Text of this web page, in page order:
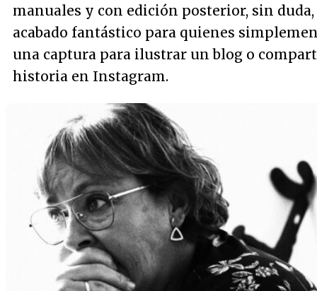
manuales y con edición posterior, sin
acabado fantástico para quienes
una captura para ilustrar un blog o
historia en Instagram.